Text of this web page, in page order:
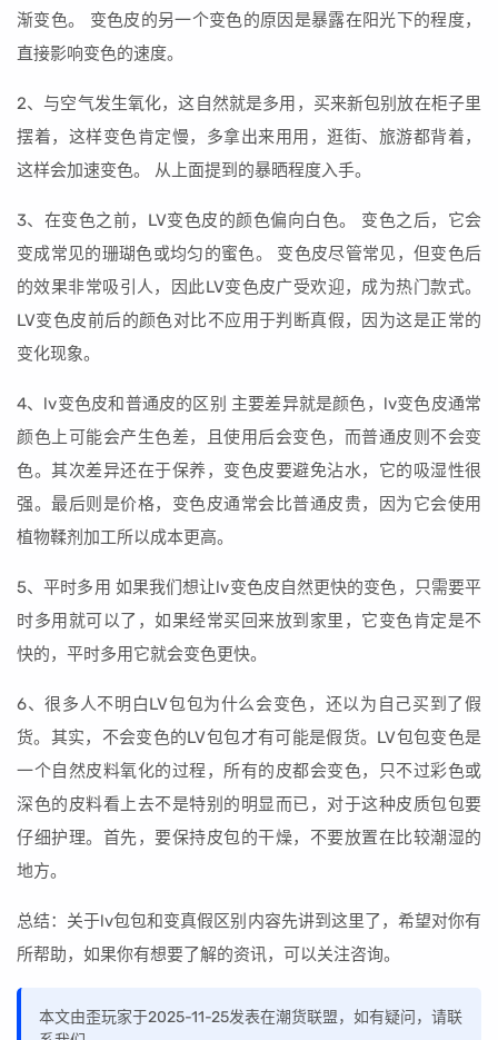
渐变色。 变色皮的另一个变色的原因是暴露在阳光下的程度，
直接影响变色的速度。
2、与空气发生氧化，这自然就是多用，买来新包别放在柜子里
摆着，这样变色肯定慢，多拿出来用用，逛街、旅游都背着，
这样会加速变色。 从上面提到的暴晒程度入手。
3、在变色之前，LV变色皮的颜色偏向白色。 变色之后，它会
变成常见的珊瑚色或均匀的蜜色。 变色皮尽管常见，但变色后
的效果非常吸引人，因此LV变色皮广受欢迎，成为热门款式。
LV变色皮前后的颜色对比不应用于判断真假，因为这是正常的
变化现象。
4、lv变色皮和普通皮的区别 主要差异就是颜色，lv变色皮通常
颜色上可能会产生色差，且使用后会变色，而普通皮则不会变
色。其次差异还在于保养，变色皮要避免沾水，它的吸湿性很
强。最后则是价格，变色皮通常会比普通皮贵，因为它会使用
植物鞣剂加工所以成本更高。
5、平时多用 如果我们想让lv变色皮自然更快的变色，只需要平
时多用就可以了，如果经常买回来放到家里，它变色肯定是不
快的，平时多用它就会变色更快。
6、很多人不明白LV包包为什么会变色，还以为自己买到了假
货。其实，不会变色的LV包包才有可能是假货。LV包包变色是
一个自然皮料氧化的过程，所有的皮都会变色，只不过彩色或
深色的皮料看上去不是特别的明显而已，对于这种皮质包包要
仔细护理。首先，要保持皮包的干燥，不要放置在比较潮湿的
地方。
总结：关于lv包包和变真假区别内容先讲到这里了，希望对你有
所帮助，如果你有想要了解的资讯，可以关注咨询。
本文由歪玩家于2025-11-25发表在潮货联盟，如有疑问，请联